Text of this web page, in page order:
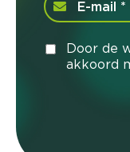
Door de
akkoord